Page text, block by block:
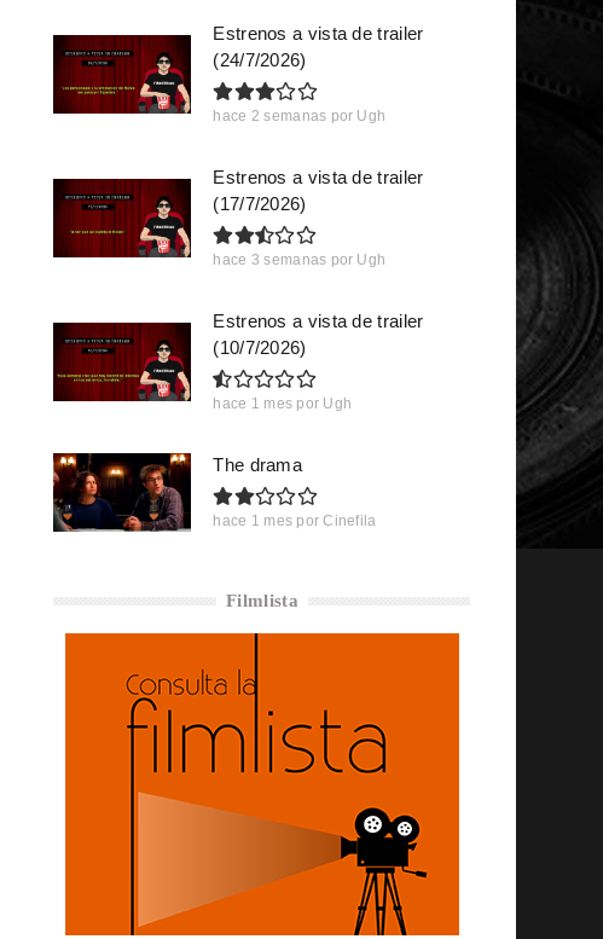
Estrenos a vista de trailer
(24/7/2026)
hace 2 semanas por Ugh
Estrenos a vista de trailer
(17/7/2026)
hace 3 semanas por Ugh
Estrenos a vista de trailer
(10/7/2026)
hace 1 mes por Ugh
The drama
hace 1 mes por Cinefila
Filmlista